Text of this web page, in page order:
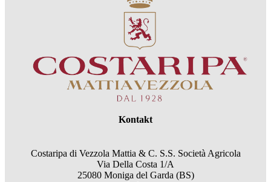
Kontakt
Costaripa di Vezzola Mattia & C. S.S. Società Agricola
Via Della Costa 1/A
25080 Moniga del Garda (BS)